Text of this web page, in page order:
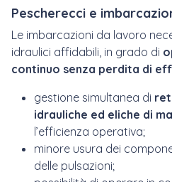
Pescherecci e
Le imbarcazioni da lavoro
idraulici affidabili, in grado di
continuo senza perdita di
gestione simultanea di
idrauliche ed eliche di
l’efficienza operativa;
minore usura dei
delle pulsazioni;